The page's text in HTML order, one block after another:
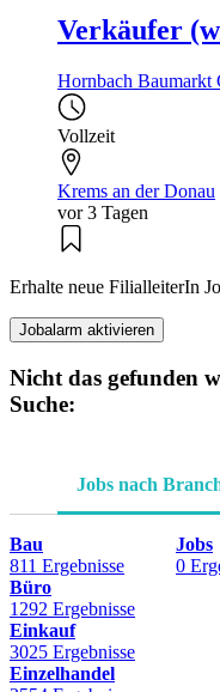
Verkäufer
Hornbach Baumarkt
Vollzeit
Krems an der Donau
vor 3 Tagen
Erhalte neue FilialleiterIn
Jobalarm aktivieren
Nicht das gefunden
Suche:
Jobs nach
Bau
811 Ergebnisse
Büro
1292 Ergebnisse
Einkauf
3025 Ergebnisse
Einzelhandel
Jobs
0